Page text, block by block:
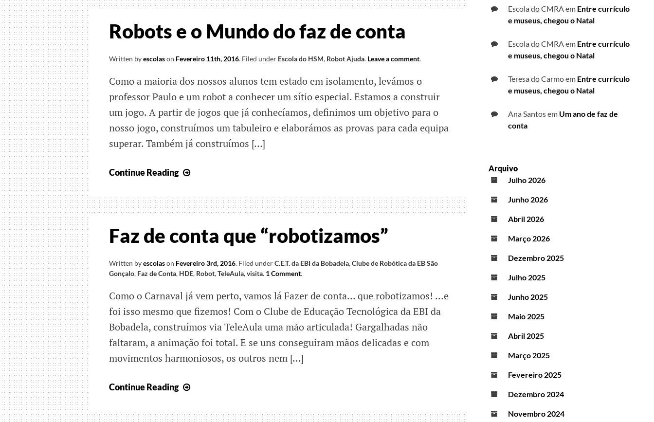
animação!
Robots e o Mundo do faz de conta
Written byescolason Fevereiro 11th, 2016. Filed under Escola do HSM, Robot Ajuda. Leave a comment.
Como a maioria dos nossos alunos tem estado em isolamento, levámos o
professor Paulo e um robot a conhecer um sítio especial. Estamos a construir
um jogo. A partir de jogos que já conhecíamos, definimos um objetivo para o
nosso jogo, construímos um tabuleiro e elaborámos as provas para cada equipa
superar. Também já construímos […]
Continue Reading
o
Mundo
faz
conta
Faz de conta que “robotizamos”
Written byescolason Fevereiro 3rd, 2016. Filed underC.E.T. da EBI da Bobadela,Clube de Robótica da EB São
Gonçalo, Faz de Conta, HDE, Robot,TeleAula,visita. 1 Comment.
Como o Carnaval já vem perto, vamos lá Fazer de conta… que robotizamos! …e
foi isso mesmo que fizemos! Com o Clube de Educação Tecnológica da EBI da
Bobadela, construímos via TeleAula uma mão articulada! Gargalhadas não
faltaram, a animação foi total. E se uns conseguiram mãos delicadas e com
movimentos harmoniosos, os outros nem […]
Continue Reading
conta
Escola do CMRAem Entre currículo
e museus, chegou o Natal
Escola do CMRAem Entre currículo
e museus, chegou o Natal
Teresa do Carmoem Entre currículo
e museus, chegou o Natal
Ana Santosem Um ano de faz de
conta
Arquivo
Julho 2026
Junho 2026
Abril 2026
Março 2026
Dezembro 2025
Julho 2025
Junho 2025
Maio 2025
Abril 2025
Março 2025
Fevereiro 2025
Dezembro 2024
Novembro 2024